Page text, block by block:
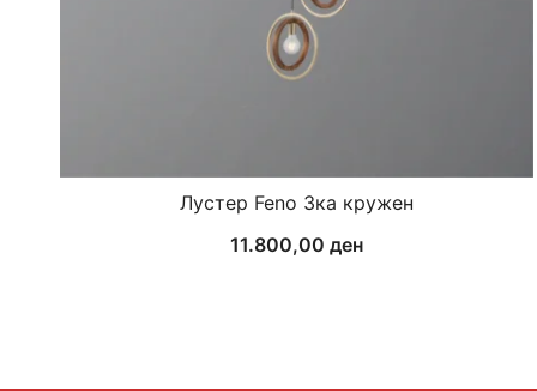
Лустер Feno 3ка кружен
11.800,00 ден